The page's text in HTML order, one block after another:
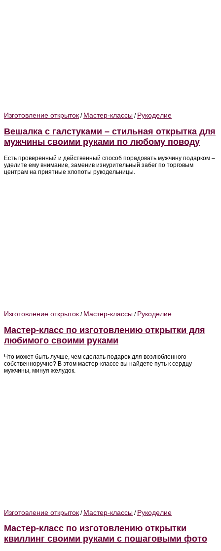
Изготовление открыток / Мастер-классы / Рукоделие
Вешалка с галстуками – стильная открытка для
мужчины своими руками по любому поводу
Есть проверенный и действенный способ порадовать мужчину подарком –
уделите ему внимание, заменив изнурительный забег по торговым
центрам на приятные хлопоты рукодельницы.
Изготовление открыток / Мастер-классы / Рукоделие
Мастер-класс по изготовлению открытки для
любимого своими руками
Что может быть лучше, чем сделать подарок для возлюбленного
собственноручно? В этом мастер-классе вы найдете путь к сердцу
мужчины, минуя желудок.
Изготовление открыток / Мастер-классы / Рукоделие
Мастер-класс по изготовлению открытки
квиллинг своими руками с пошаговыми фото